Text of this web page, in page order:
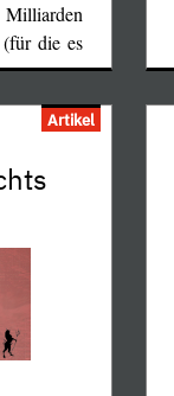
Milliarden
die es
Artikel